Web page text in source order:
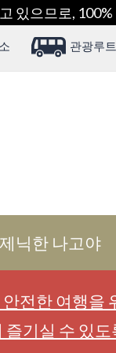
있으므로,
관광루
닉한 나고야
안전한 여행
즐기실 수 있